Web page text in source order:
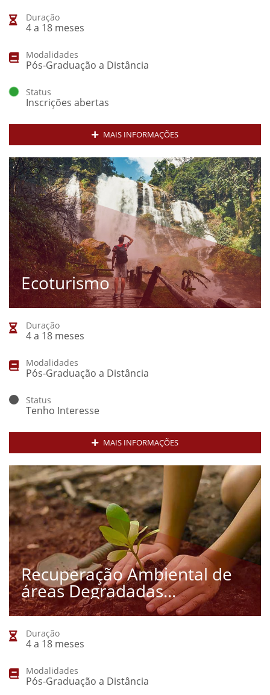
Duração
4 a 18 meses
Modalidades
Pós-Graduação a Distância
Status
Inscrições abertas
MAIS INFORMAÇÕES
Ecoturismo
Duração
4 a 18 meses
Modalidades
Pós-Graduação a Distância
Status
Tenho Interesse
MAIS INFORMAÇÕES
Recuperação Ambiental de
áreas Degradadas...
Duração
4 a 18 meses
Modalidades
Pós-Graduação a Distância